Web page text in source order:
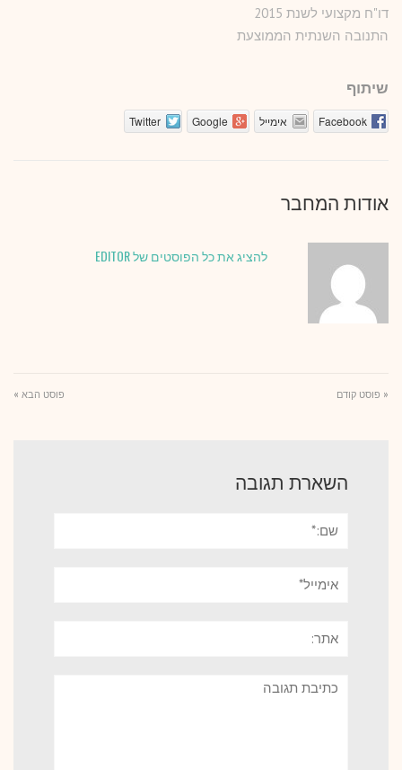
דו"ח מקצועי לשנת 2015
התנובה השנתית הממוצעת
שיתוף
Facebook אימייל Google
Twitter
אודות המחבר
להציג את כל הפוסטים של EDITOR
« פוסט קודם פוסט הבא »
השארת תגובה